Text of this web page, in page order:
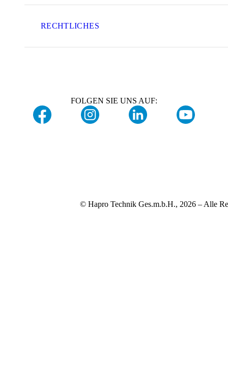
RECHTLICHES
FOLGEN SIE UNS AUF:
© Hapro Technik Ges.m.b.H., 2026 – Alle